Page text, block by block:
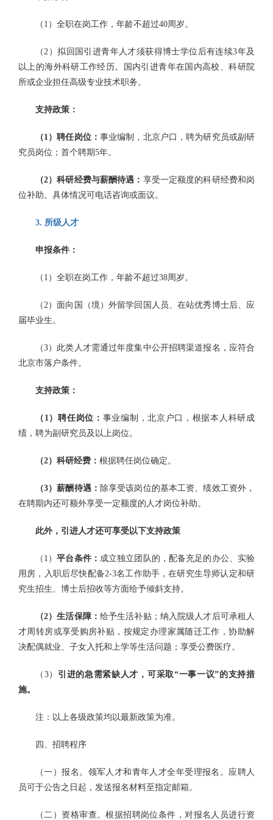
（1）全职在岗工作，年龄不超过40周岁。
（2）拟回国引进青年人才须获得博士学位后有连续3年及
以上的海外科研工作经历。国内引进青年在国内高校、科研院
所或企业担任高级专业技术职务。
支持政策：
（1）聘任岗位： 事业编制，北京户口，聘为研究员或副研
究员岗位；首个聘期5年。
（2）科研经费与薪酬待遇 ： 享受一定额度的科研经费和岗
位补助。具体情况可电话咨询或面议。
3. 所级人才
申报条件：
（1）全职在岗工作，年龄不超过38周岁。
（2）面向国（境）外留学回国人员、在站优秀博士后、应
届毕业生。
（3）此类人才需通过年度集中公开招聘渠道报名，应符合
北京市落户条件。
支持政策：
（1）聘任岗位： 事业编制，北京户口，根据本人科研成
绩，聘为副研究员及以上岗位。
（2） 科研经费： 根据聘任岗位确定。
（3）薪酬待遇： 除享受该岗位的基本工资、绩效工资外，
在聘期内还可额外享受一定额度的人才岗位补助。
此外，引进人才还可享受以下支持政策
（1）平台条件： 成立独立团队的，配备充足的办公、实验
用房，入职后尽快配备2-3名工作助手，在研究生导师认定和研
究生招生、博士后招收等方面给予倾斜支持。
（2）生活保障： 给予生活补贴；纳入院级人才后可承租人
才周转房或享受购房补贴，按规定办理家属随迁工作，协助解
决配偶就业、子女入托和上学等生活问题；享受公费医疗。
（3） 引进的急需紧缺人才，可采取“一事一议”的支持措
施。
注：以上各级政策均以最新政策为准。
四、招聘程序
（一）报名。领军人才和青年人才全年受理报名。应聘人
员可于公告之日起，发送报名材料至指定邮箱。
（二）资格审查。根据招聘岗位条件，对报名人员进行资